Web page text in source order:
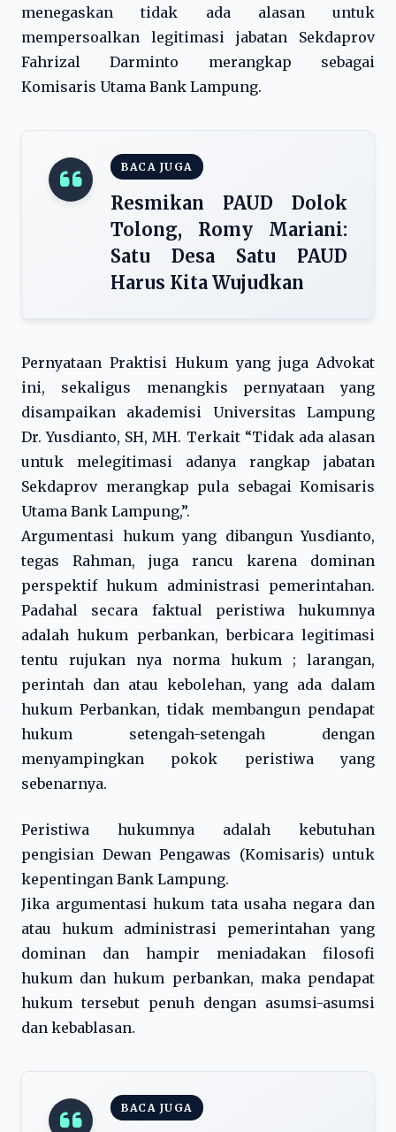
menegaskan tidak ada alasan untuk
mempersoalkan legitimasi jabatan Sekdaprov
Fahrizal Darminto merangkap sebagai
Komisaris Utama Bank Lampung.
BACA JUGA
Resmikan PAUD Dolok
Tolong, Romy Mariani:
Satu Desa Satu PAUD
Harus Kita Wujudkan
Pernyataan Praktisi Hukum yang juga Advokat
ini, sekaligus menangkis pernyataan yang
disampaikan akademisi Universitas Lampung
Dr. Yusdianto, SH, MH. Terkait “Tidak ada alasan
untuk melegitimasi adanya rangkap jabatan
Sekdaprov merangkap pula sebagai Komisaris
Utama Bank Lampung,”.
Argumentasi hukum yang dibangun Yusdianto,
tegas Rahman, juga rancu karena dominan
perspektif hukum administrasi pemerintahan.
Padahal secara faktual peristiwa hukumnya
adalah hukum perbankan, berbicara legitimasi
tentu rujukan nya norma hukum ; larangan,
perintah dan atau kebolehan, yang ada dalam
hukum Perbankan, tidak membangun pendapat
hukum setengah-setengah dengan
menyampingkan pokok peristiwa yang
sebenarnya.
Peristiwa hukumnya adalah kebutuhan
pengisian Dewan Pengawas (Komisaris) untuk
kepentingan Bank Lampung.
Jika argumentasi hukum tata usaha negara dan
atau hukum administrasi pemerintahan yang
dominan dan hampir meniadakan filosofi
hukum dan hukum perbankan, maka pendapat
hukum tersebut penuh dengan asumsi-asumsi
dan kebablasan.
BACA JUGA